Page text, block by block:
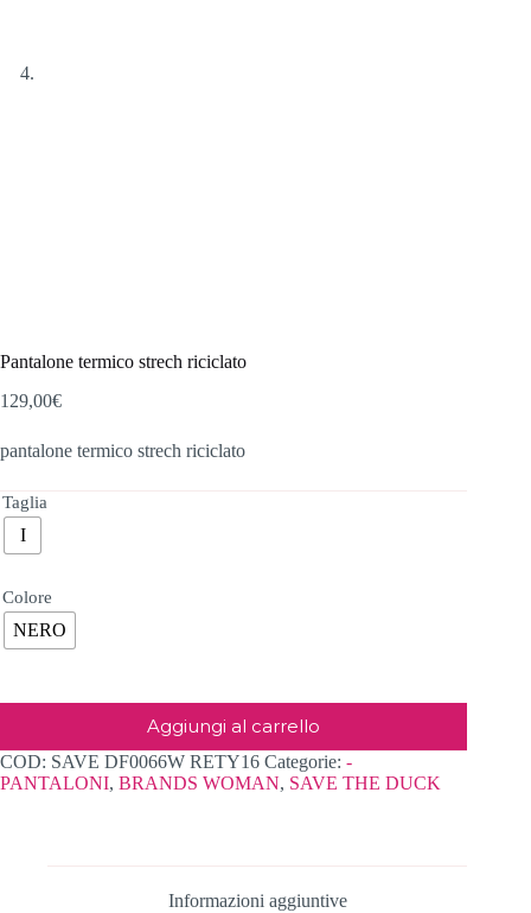
Pantalone termico strech riciclato
129,00€
pantalone termico strech riciclato
Taglia
I
Colore
NERO
Aggiungi al carrello
COD: SAVE DF0066W RETY16 Categorie: -
PANTALONI, BRANDS WOMAN, SAVE THE DUCK
Informazioni aggiuntive